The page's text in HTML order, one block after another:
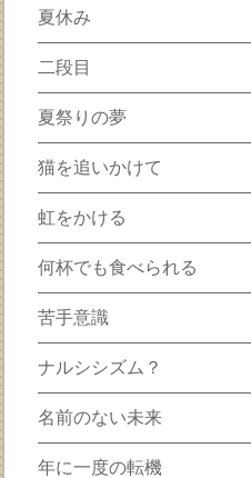
夏休み
二段目
夏祭りの夢
猫を追いかけて
虹をかける
何杯でも食べられる
苦手意識
ナルシシズム？
名前のない未来
年に一度の転機